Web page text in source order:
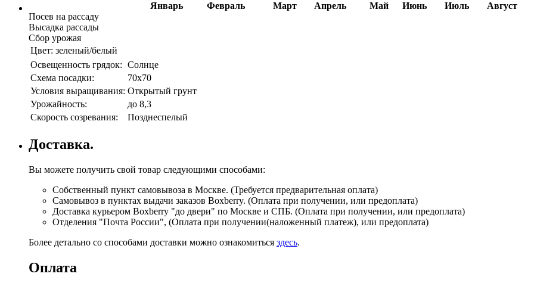
Январь
Февраль Март Апрель Май Июнь Июль
Август
Посев на рассаду
Высадка рассады
Сбор урожая
Цвет: зеленый/белый
Освещенность грядок: Солнце
Схема посадки:
70х70
Условия выращивания: Открытый грунт
Урожайность:
до 8,3
Скорость созревания:
Позднеспелый
Доставка.
Вы можете получить свой товар следующими способами:
Собственный пункт самовывоза в Москве. (Требуется предварительная оплата)
Самовывоз в пунктах выдачи заказов Boxberry. (Оплата при получении, или предоплата)
Доставка курьером Boxberry "до двери" по Москве и СПБ. (Оплата при получении, или предоплата)
Отделения "Почта России", (Оплата при получении(наложенный платеж), или предоплата)
Более детально со способами доставки можно ознакомиться здесь.
Оплата